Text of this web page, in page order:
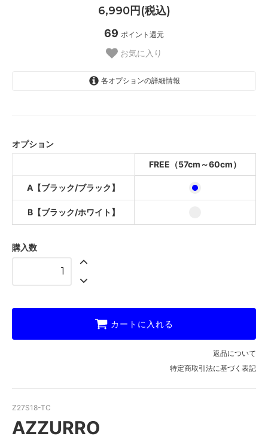
6,990円(税込)
69 ポイント還元
お気に入り
各オプションの詳細情報
オプション
FREE（57cm～60cm）
A【ブラック/ブラック】
B【ブラック/ホワイト】
購入数
カートに入れる
返品について
特定商取引法に基づく表記
Z27S18-TC
AZZURRO